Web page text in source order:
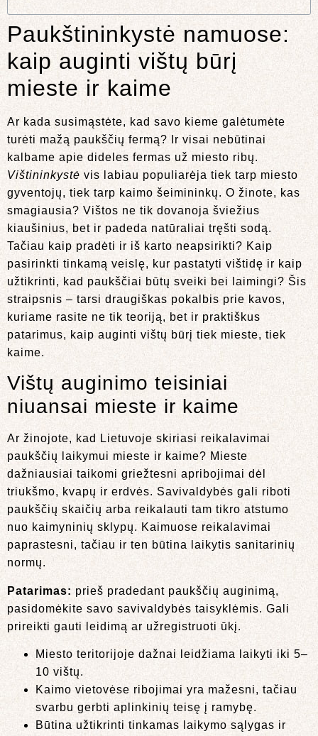
Paukštininkystė namuose:
kaip auginti vištų būrį
mieste ir kaime
Ar kada susimąstėte, kad savo kieme galėtumėte
turėti mažą paukščių fermą? Ir visai nebūtinai
kalbame apie dideles fermas už miesto ribų.
Vištininkystė vis labiau populiarėja tiek tarp miesto
gyventojų, tiek tarp kaimo šeimininkų. O žinote, kas
smagiausia? Vištos ne tik dovanoja šviežius
kiaušinius, bet ir padeda natūraliai tręšti sodą.
Tačiau kaip pradėti ir iš karto neapsirikti? Kaip
pasirinkti tinkamą veislę, kur pastatyti vištidę ir kaip
užtikrinti, kad paukščiai būtų sveiki bei laimingi? Šis
straipsnis – tarsi draugiškas pokalbis prie kavos,
kuriame rasite ne tik teoriją, bet ir praktiškus
patarimus, kaip auginti vištų būrį tiek mieste, tiek
kaime.
Vištų auginimo teisiniai
niuansai mieste ir kaime
Ar žinojote, kad Lietuvoje skiriasi reikalavimai
paukščių laikymui mieste ir kaime? Mieste
dažniausiai taikomi griežtesni apribojimai dėl
triukšmo, kvapų ir erdvės. Savivaldybės gali riboti
paukščių skaičių arba reikalauti tam tikro atstumo
nuo kaimyninių sklypų. Kaimuose reikalavimai
paprastesni, tačiau ir ten būtina laikytis sanitarinių
normų.
Patarimas: prieš pradedant paukščių auginimą,
pasidomėkite savo savivaldybės taisyklėmis. Gali
prireikti gauti leidimą ar užregistruoti ūkį.
Miesto teritorijoje dažnai leidžiama laikyti iki 5–
10 vištų.
Kaimo vietovėse ribojimai yra mažesni, tačiau
svarbu gerbti aplinkinių teisę į ramybę.
Būtina užtikrinti tinkamas laikymo sąlygas ir